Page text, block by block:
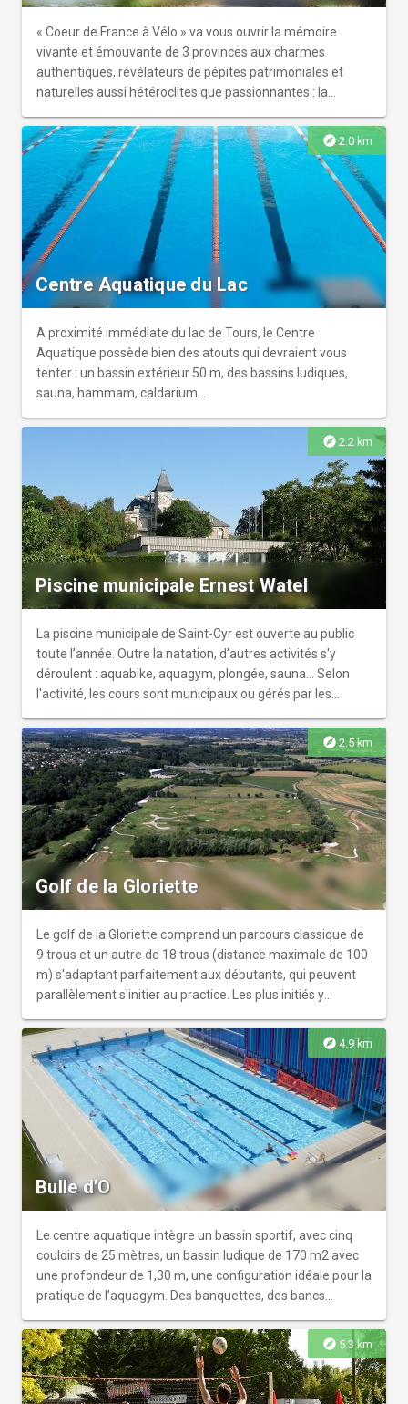
« Coeur de France à Vélo » va vous ouvrir la mémoire
vivante et émouvante de 3 provinces aux charmes
authentiques, révélateurs de pépites patrimoniales et
naturelles aussi hétéroclites que passionnantes : la
village en village avec 4 villes portes d’entrée majeures sur
l’itinéraire : Montluçon, Bourges, Vierzon et Tours. Une
véloroute en construction qui s'agrandit chaque année : 3
sections déjà aménagées Tours/Montrichard (en
Touraine), Thénioux/Plaimpied-Givaudins (en Berry) et
Saint-Amand-Montrond/Montluçon (en Bourbonnais).
explore2.0 km
Centre Aquatique du Lac
A proximité immédiate du lac de Tours, le Centre
Aquatique possède bien des atouts qui devraient vous
tenter : un bassin extérieur 50 m, des bassins ludiques,
sauna, hammam, caldarium...
explore 2.2 km
Piscine municipale Ernest Watel
La piscine municipale de Saint-Cyr est ouverte au public
toute l’année. Outre la natation, d'autres activités s'y
déroulent : aquabike, aquagym, plongée, sauna… Selon
l'activité, les cours sont municipaux ou gérés par les
explore 2.5 km
Golf de la Gloriette
Le golf de la Gloriette comprend un parcours classique de
9 trous et un autre de 18 trous (distance maximale de 100
m) s'adaptant parfaitement aux débutants, qui peuvent
parallèlement s'initier au practice. Les plus initiés y
leurs approches et leurs putts, et travailler leur swing.
explore 4.9 km
Bulle d'O
Le centre aquatique intègre un bassin sportif, avec cinq
couloirs de 25 mètres, un bassin ludique de 170 m2 avec
une profondeur de 1,30 m, une configuration idéale pour la
pratique de l’aquagym. Des banquettes, des bancs
Toujours à l’intérieur, le pentagliss de 25 m et ses trois
couloirs n’attendent plus que les adeptes de descente à
sensations fortes ! Bulle de douceur, l’espace bien-être est
dédié à la détente, un moment pour soi afin de détendre
explore 5.3 km